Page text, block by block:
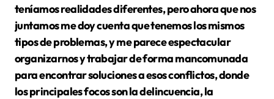
teníamos realidades diferentes, pero ahora que nos
juntamos me doy cuenta que tenemos los mismos
tipos de problemas, y me parece espectacular
organizarnos y trabajar de forma mancomunada
para encontrar soluciones a esos conflictos, donde
los principales focos son la delincuencia, la